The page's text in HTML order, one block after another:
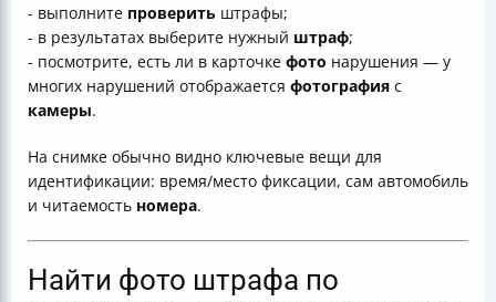
- выполните проверить штрафы;
- в результатах выберите нужный штраф;
- посмотрите, есть ли в карточке фото нарушения — у
многих нарушений отображается фотография с
камеры.
На снимке обычно видно ключевые вещи для
идентификации: время/место фиксации, сам автомобиль
и читаемость номера.
Найти фото штрафа по